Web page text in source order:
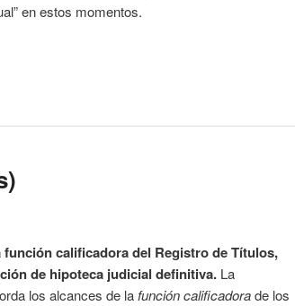
en estos momentos.
calificadora del Registro de Títulos,
de hipoteca judicial definitiva. La
los alcances de lafunción calificadorade los